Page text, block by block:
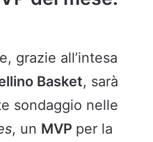
grazie all’intesa
Basket, sarà
sondaggio nelle
, un MVP per la